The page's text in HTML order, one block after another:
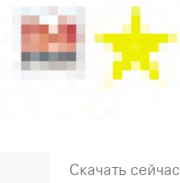
Скачать сейчас